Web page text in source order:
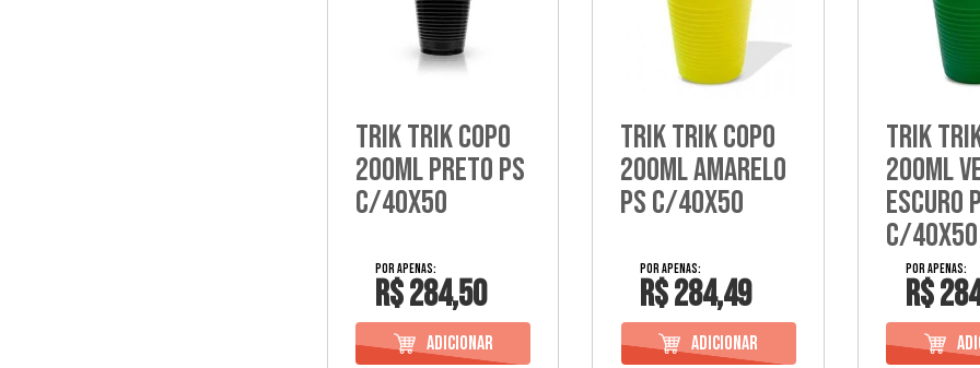
Trik Trik Copo
200Ml Preto Ps
C/40X50
R$ 284,50
Trik Trik Copo
200Ml Amarelo
Ps C/40X50
R$ 284,49
Trik
200Ml
Escuro
C/40X50
R$